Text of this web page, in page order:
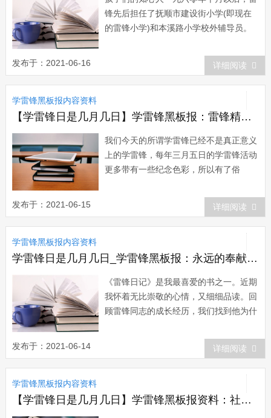
锋先后担任了抚顺市建设街小学(即现在
的雷锋小学)和本溪路小学校外辅导员。
休时间或风雨天不能出车的日子请假到学
校去找教师，同学谈心，或进行其他辅导
活动。他善于团结小朋友，启发他们好好
学习，天天向上。雷锋以高度的使命感责
任感...
发布于：2021-06-16 详细阅读
学雷锋黑板报内容资料
【学雷锋日是几月几日】学雷锋黑板报：雷锋精神与爱心
我们今天的所谓学雷锋已经不是真正意义
上的学雷锋，每年三月五日的学雷锋活动
更多带有一些纪念色彩，所以有了俗
神体现在一个个具体行为当中，我们对雷
锋精神的理解也是从他的具体行为认识
的，这样人们理解的雷锋精神比较狭隘具
发布于：2021-06-15 详细阅读
学雷锋黑板报内容资料
学雷锋日是几月几日_学雷锋黑板报：永远的奉献拼搏精神
《雷锋日记》是我最喜爱的书之一。近期
我怀着无比崇敬的心情，又细细品读。回
顾雷锋同志的成长经历，我们找到他为什
找到他全心全意为人民服务的高尚品德，
干一行，爱一行，钻一行的奉献精神……
一切来源于他成长经历。雷锋，出生在一
发布于：2021-06-14 详细阅读
学雷锋黑板报内容资料
【学雷锋日是几月几日】学雷锋黑板报资料：社区学雷锋活动计划